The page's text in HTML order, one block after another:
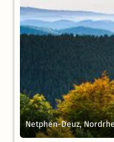
Netphen-Deuz,